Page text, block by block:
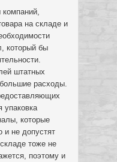
компаний,
на складе и
который бы
штатных
расходы.
упаковка
которые
и не допустят
тоже не
поэтому и